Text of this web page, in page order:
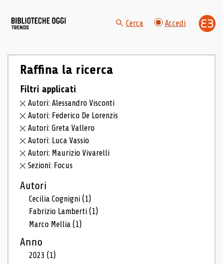
Cerca Accedi
Raffina la ricerca
Filtri applicati
Autori: Alessandro Visconti
Autori: Federico De Lorenzis
Autori: Greta Vallero
Autori: Luca Vassio
Autori: Maurizio Vivarelli
Sezioni: Focus
Autori
Cecilia Cognigni(1)
Fabrizio Lamberti(1)
Marco Mellia(1)
Anno
2023(1)